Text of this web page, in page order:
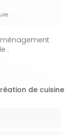
:
de cuisine